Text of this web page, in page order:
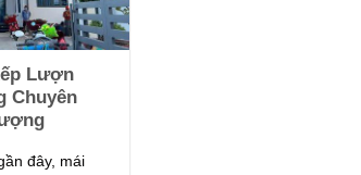
Lượn
Chuyên
đây, mái